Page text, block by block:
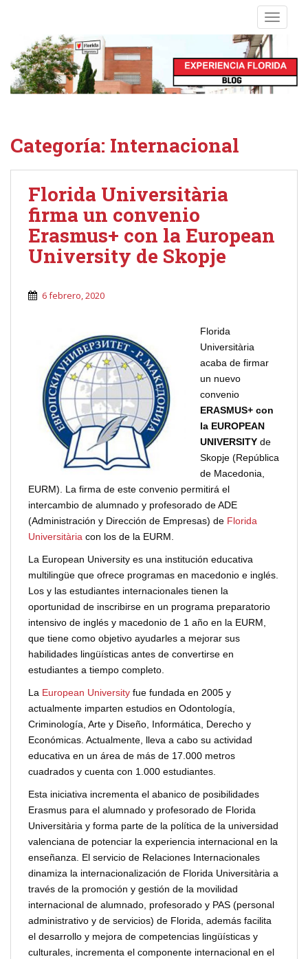
Categoría: Internacional
Florida Universitària
firma un convenio
Erasmus+ con la European
University de Skopje
6 febrero, 2020
Florida
Universitària
acaba de firmar
un nuevo
convenio
ERASMUS+ con
la EUROPEAN
UNIVERSITY de
Skopje (República
de Macedonia,
EURM). La firma de este convenio permitirá el
intercambio de alumnado y profesorado de ADE
(Administración y Dirección de Empresas) de Florida
Universitària con los de la EURM.
La European University es una institución educativa
multilingüe que ofrece programas en macedonio e inglés.
Los y las estudiantes internacionales tienen la
oportunidad de inscribirse en un programa preparatorio
intensivo de inglés y macedonio de 1 año en la EURM,
que tiene como objetivo ayudarles a mejorar sus
habilidades lingüísticas antes de convertirse en
estudiantes a tiempo completo.
La European University fue fundada en 2005 y
actualmente imparten estudios en Odontología,
Criminología, Arte y Diseño, Informática, Derecho y
Económicas. Actualmente, lleva a cabo su actividad
educativa en un área de más de 17.000 metros
cuadrados y cuenta con 1.000 estudiantes.
Esta iniciativa incrementa el abanico de posibilidades
Erasmus para el alumnado y profesorado de Florida
Universitària y forma parte de la política de la universidad
valenciana de potenciar la experiencia internacional en la
enseñanza. El servicio de Relaciones Internacionales
dinamiza la internacionalización de Florida Universitària a
través de la promoción y gestión de la movilidad
internacional de alumnado, profesorado y PAS (personal
administrativo y de servicios) de Florida, además facilita
el desarrollo y mejora de competencias lingüísticas y
culturales, incrementa el componente internacional en el